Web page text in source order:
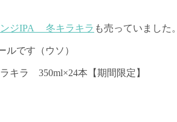
ジIPA 冬キラキラ も売っていました。
です（ウソ）
キラ 350ml×24本【期間限定】